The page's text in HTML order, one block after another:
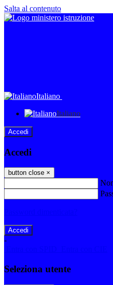
Salta al contenuto
Italiano
Italiano
Accedi
Accedi
button close ×
-
Seleziona utente